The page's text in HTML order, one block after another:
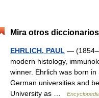
Mira otros
EHRLICH, PAUL —
modern histology,
winner. Ehrlich was born
German universities and
University as …